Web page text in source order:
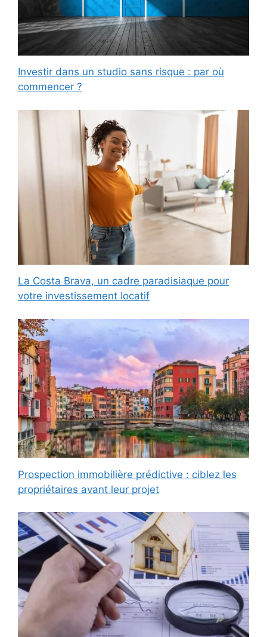
Investir dans un studio sans risque : par où
commencer ?
La Costa Brava, un cadre paradisiaque pour
votre investissement locatif
Prospection immobilière prédictive : ciblez les
propriétaires avant leur projet